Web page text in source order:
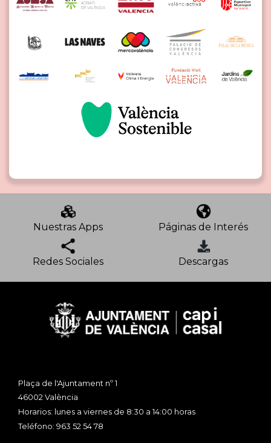
Nuestras Apps Páginas de Interés
Redes Sociales Descargas
Plaça de l'Ajuntament nº 1
46002 València
Horarios: lunes a viernes de 8:30 a 14:00 horas
Teléfono: 963 52 54 78